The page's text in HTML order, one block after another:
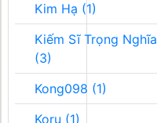
Kim Hạ (1)
Kiếm Sĩ Trọng Nghĩa
(3)
Kong098 (1)
Koru (1)